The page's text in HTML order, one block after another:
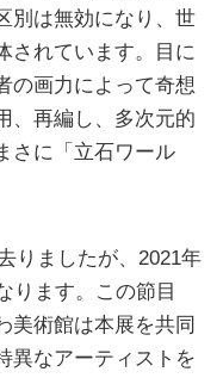
別は無効になり、世
されています。目に
の画力によって奇想
、再編し、多次元的
さに「立石ワール
りましたが、2021年
ります。この節目
美術館は本展を共同
異なアーティストを